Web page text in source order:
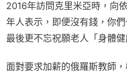
2016年訪問克里米亞時，向
年人表示，即便沒有錢，你
最後更不忘祝願老人「身體
面對要求加薪的俄羅斯教師